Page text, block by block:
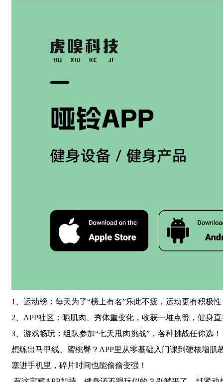
1、运动榜：每天为了“榜上有名”乐此不疲，运动更有积极
2、 APP社区：晒肌肉、秀体重变化，收获一堆点赞，健身
3 、游戏畅玩：组队参加“七天甩肉挑战”，各种挑战任你选！
想练出马甲线、蜜桃臀？ APP里从零基础入门课到硬核增肌
塞进手机里，碎片时间也能偷偷变强！